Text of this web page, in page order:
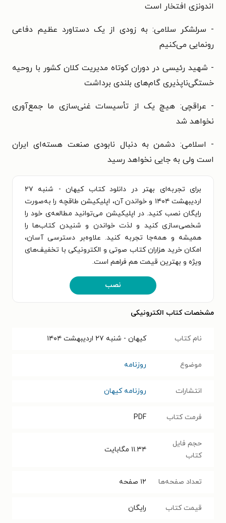
اندونزی افتخار است
- سرلشکر سلامی: به زودی از یک دستاورد عظیم دفاعی
رونمایی می‌کنیم
- شهید رئیسی در دوران کوتاه مدیریت کلان کشور با روحیه
خستگی‌ناپذیری گام‌های بلندی برداشت
- عراقچی: هیچ یک از تأسیسات غنی‌سازی ما جمع‌آوری
نخواهد شد
- اسلامی: دشمن به دنبال نابودی صنعت هسته‌ای ایران
است ولی به جایی نخواهد رسید
برای تجربه‌ای بهتر در دانلود کتاب کیهان - شنبه ۲۷
ارديبهشت ۱۴۰۴ و خواندن آن، اپلیکیشن طاقچه را به‌صورت
رایگان نصب کنید. در اپلیکیشن می‌توانید مطالعه‌ی خود را
شخصی‌سازی کنید و لذت خواندن و شنیدن کتاب‌ها را
همیشه و همه‌جا تجربه کنید. علاوه‌بر دسترسی آسان،
امکان خرید هزاران کتاب صوتی و الکترونیکی با تخفیف‌های
ویژه و بهترین قیمت هم فراهم است.
نصب
مشخصات کتاب الکترونیکی
نام کتاب کیهان - شنبه ۲۷ ارديبهشت ۱۴۰۴
موضوع روزنامه
انتشارات روزنامه کیهان
فرمت کتاب PDF
حجم فایل
کتاب
۱۱.۳۴ مگابایت
تعداد صفحه‌ها ۱۲ صفحه
قیمت کتاب رایگان